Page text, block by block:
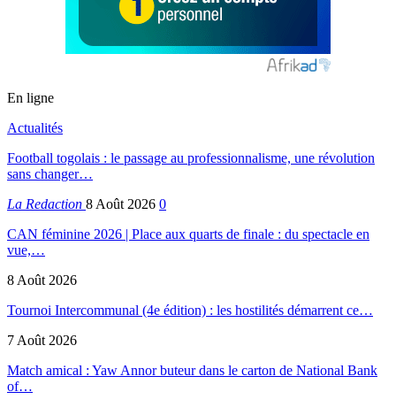
En ligne
Actualités
Football togolais : le passage au professionnalisme, une révolution
sans changer…
La Redaction 8 Août 2026 0
CAN féminine 2026 | Place aux quarts de finale : du spectacle en
vue,…
8 Août 2026
Tournoi Intercommunal (4e édition) : les hostilités démarrent ce…
7 Août 2026
Match amical : Yaw Annor buteur dans le carton de National Bank
of…